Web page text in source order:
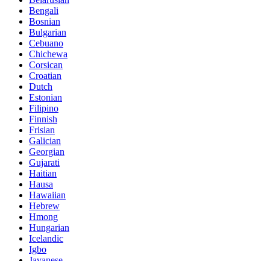
Bengali
Bosnian
Bulgarian
Cebuano
Chichewa
Corsican
Croatian
Dutch
Estonian
Filipino
Finnish
Frisian
Galician
Georgian
Gujarati
Haitian
Hausa
Hawaiian
Hebrew
Hmong
Hungarian
Icelandic
Igbo